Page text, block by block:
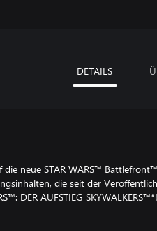
DETAILS
neue STAR WARS™
die seit der
DER AUFSTIEG